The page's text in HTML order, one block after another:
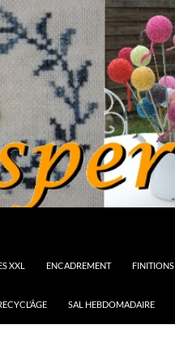
XXL ENCADREMENT FINITIONS
SAL HEBDOMADAIRE